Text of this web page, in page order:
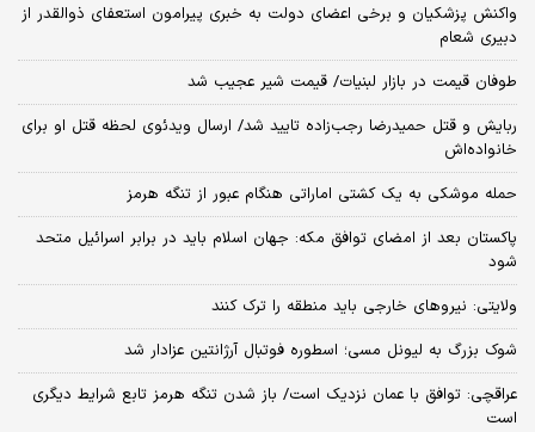
واکنش پزشکیان و برخی اعضای دولت به خبری پیرامون استعفای ذوالقدر از
دبیری شعام
طوفان قیمت در بازار لبنیات/ قیمت شیر عجیب شد
ربایش و قتل حمیدرضا رجب‌زاده تایید شد/ ارسال ویدئوی لحظه قتل او برای
خانواده‌اش
حمله موشکی به یک کشتی اماراتی هنگام عبور از تنگه هرمز
پاکستان بعد از امضای توافق مکه: جهان اسلام باید در برابر اسرائیل متحد
شود
ولایتی: نیروهای خارجی باید منطقه را ترک کنند
شوک بزرگ به لیونل مسی؛ اسطوره فوتبال آرژانتین عزادار شد
عراقچی: توافق با عمان نزدیک است/ باز شدن تنگه هرمز تابع شرایط دیگری
است